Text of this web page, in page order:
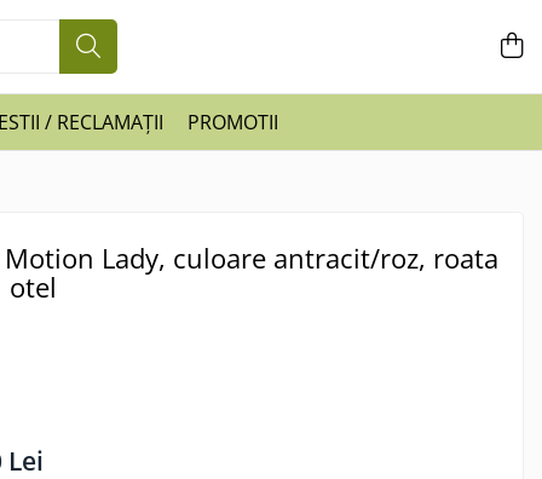
/ RECLAMAȚII PROMOTII
Lady, culoare antracit/roz, roata
otel
Lei